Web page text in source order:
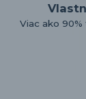
Viac ako